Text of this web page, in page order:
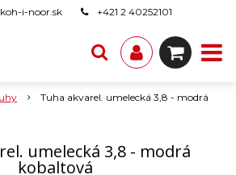
i-noor.sk +421 2 40252101
Tuha akvarel. umelecká 3,8 - modrá
umelecká 3,8 - modrá
kobaltová